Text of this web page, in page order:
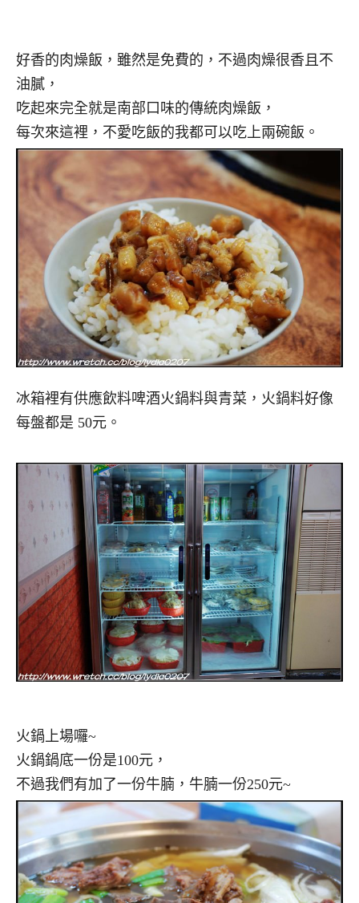
好香的肉燥飯，雖然是免費的，不過肉燥很香且不
油膩，
吃起來完全就是南部口味的傳統肉燥飯，
每次來這裡，不愛吃飯的我都可以吃上兩碗飯。
冰箱裡有供應飲料啤酒火鍋料與青菜，火鍋料好像
每盤都是 50元。
火鍋上場囉~
火鍋鍋底一份是100元，
不過我們有加了一份牛腩，牛腩一份250元~